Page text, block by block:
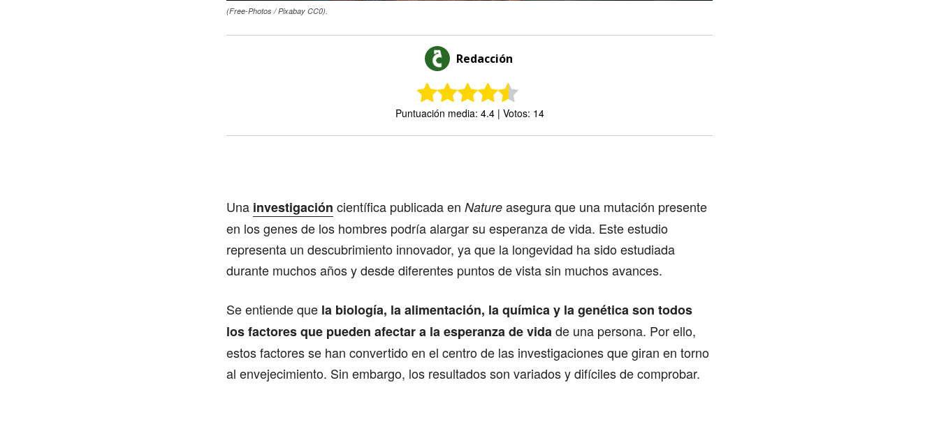
(Free-Photos / Pixabay CC0).
Redacción
Puntuación media: 4.4 | Votos: 14
Una investigación científica publicada en Nature asegura que una mutación presente
en los genes de los hombres podría alargar su esperanza de vida. Este estudio
representa un descubrimiento innovador, ya que la longevidad ha sido estudiada
durante muchos años y desde diferentes puntos de vista sin muchos avances.
Se entiende que la biología, la alimentación, la química y la genética son todos
los factores que pueden afectar a la esperanza de vidade una persona. Por ello,
estos factores se han convertido en el centro de las investigaciones que giran en torno
al envejecimiento. Sin embargo, los resultados son variados y difíciles de comprobar.